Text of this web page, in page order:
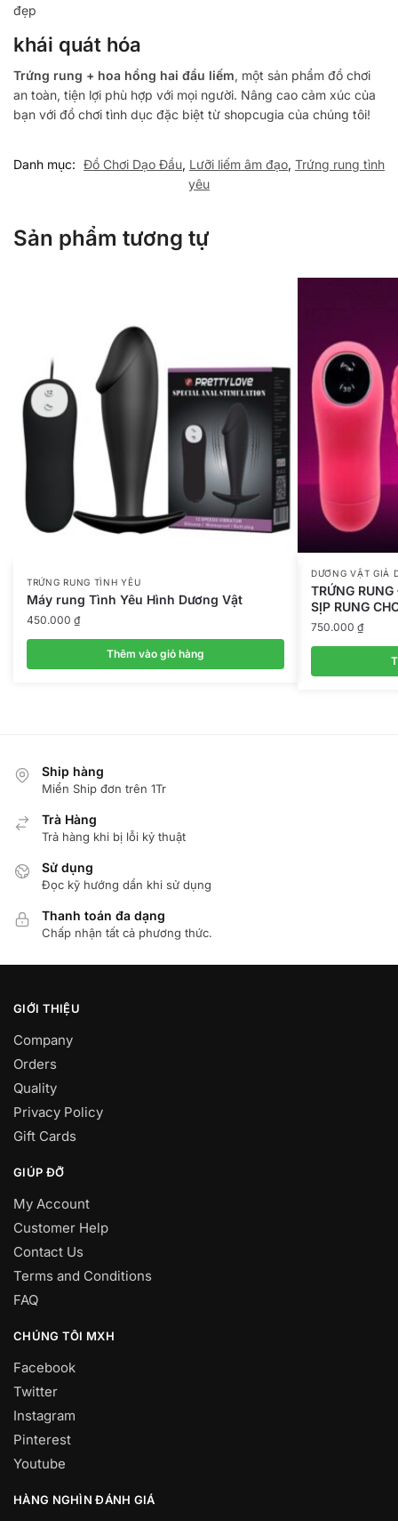
đẹp
khái quát hóa
Trứng rung + hoa hồng hai đầu liếm, một sản phẩm đồ chơi
an toàn, tiện lợi phù hợp với mọi người. Nâng cao cảm xúc của
bạn với đồ chơi tình dục đặc biệt từ shopcugia của chúng tôi!
Danh mục: Đồ Chơi Dạo Đầu, Lưỡi liếm âm đạo, Trứng rung tình
yêu
Sản phẩm tương tự
TRỨNG RUNG TÌNH YÊU
Máy rung Tình Yêu Hình Dương Vật
450.000 ₫
Thêm vào giỏ hàng
DƯƠNG VẬT GIẢ
TRỨNG
SỊP RUNG
750.000 ₫
Ship hàng
Miển Ship đơn trên 1Tr
Trà Hàng
Trả hàng khi bị lỗi kỷ thuật
Sử dụng
Đọc kỹ hướng dẩn khi sử dụng
Thanh toán đa dạng
Chấp nhận tất cả phương thức.
GIỚI THIỆU
Company
Orders
Quality
Privacy Policy
Gift Cards
GIÚP ĐỠ
My Account
Customer Help
Contact Us
Terms and Conditions
FAQ
CHÚNG TÔI MXH
Facebook
Twitter
Instagram
Pinterest
Youtube
HÀNG NGHÌN ĐÁNH GIÁ